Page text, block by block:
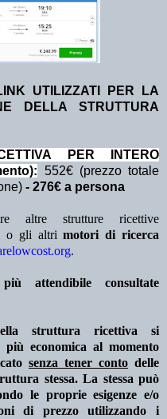
UTILIZZATI PER LA
DELLA STRUTTURA
PER INTERO
552€ (prezzo totale
- 276€ a persona
altre strutture ricettive
o gli altrimotori di ricerca
.
attendibile consultate
struttura ricettiva si
economica al momento
senza tener conto delle
stessa. La stessa può
le proprie esigenze e/o
di prezzo utilizzando i